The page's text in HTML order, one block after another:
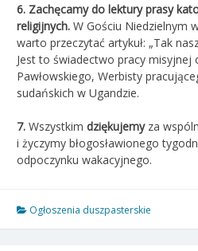
6. Zachęcamy do lektury prasy
religijnych. W Gościu Niedzielnym
warto przeczytać artykuł: „Tak
Jest to świadectwo pracy misyjnej
Pawłowskiego, Werbisty
sudańskich w Ugandzie.
7. Wszystkim dziękujemyza
i życzymy błogosławionego
odpoczynku wakacyjnego.
Ogłoszenia duszpasterskie